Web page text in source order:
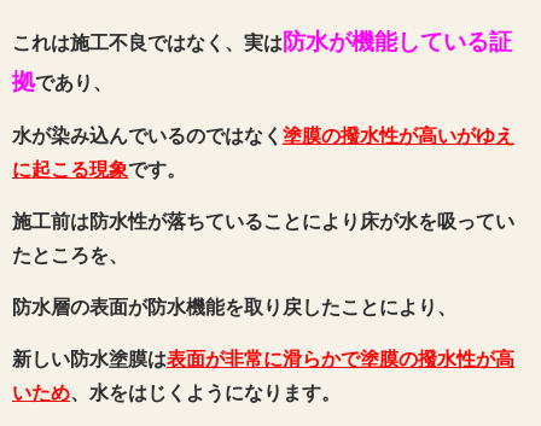
これは施工不良ではなく、実は 防水が機能している証
拠であり、
水が染み込んでいるのではなく 塗膜の撥水性が高いがゆえ
に起こる現象です。
施工前は防水性が落ちていることにより床が水を吸ってい
たところを、
防水層の表面が防水機能を取り戻したことにより、
新しい防水塗膜は表面が非常に滑らかで塗膜の撥水性が高
いため、水をはじくようになります。